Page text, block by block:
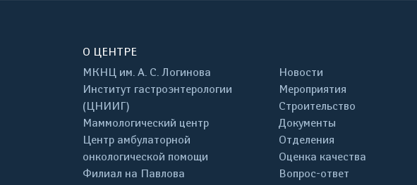
О ЦЕНТРЕ
МКНЦ им. А. С. Логинова
Институт гастроэнтерологии
(ЦНИИГ)
Маммологический центр
Центр амбулаторной
онкологической помощи
Филиал на Павлова
Новости
Мероприятия
Строительство
Документы
Отделения
Оценка качества
Вопрос-ответ